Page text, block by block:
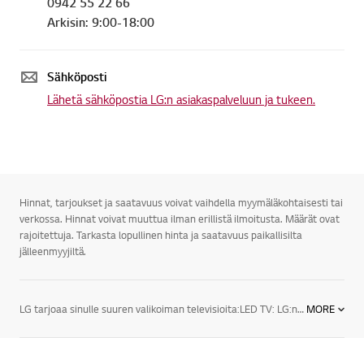
Arkisin: 9:00-18:00
Sähköposti
Lähetä sähköpostia LG:n asiakaspalveluun ja tukeen.
Hinnat, tarjoukset ja saatavuus voivat vaihdella myymäläkohtaisesti tai
verkossa. Hinnat voivat muuttua ilman erillistä ilmoitusta. Määrät ovat
rajoitettuja. Tarkasta lopullinen hinta ja saatavuus paikallisilta
jälleenmyyjiltä.
LG tarjoaa sinulle suuren valikoiman televisioita:LED TV: LG:n LED-televisioiden designsarjan huippumalli näyttää juuri siltä kuin modernin television kuuluukin. Äärimmäisen ohuet valetut alumiinikehykset varmistavat, että televisio sopii täydellisesti joka ympäristöön.3D TV: LG:n 3D-televisio esittelee täysin uuden tason kuvanlaadulle, sillä sen tarkkuus on neljä kertaa suurempi kuin Full HD -television. Kuva on luonnollisesti uskomattoman eloisa ja tarkka, vaikka sitä katsottaisiin läheltä. LG UHD 3D -televisiot tyydyttävät katsojan tarpeet täydellisesti virheettömillä yksityiskohdilla ja nostavat näyttöjen standardin entistä korkeammalle.Smart TV: Vihdoinkin televisiossa on aina jotain hyvää katsottavaa. LG Smart TV on helpoin tapa kokea suosikkiohjelmasi, SF Anytime, Headweb, Viaplay, musiikki, sovellukset, sosiaaliset mediat ja verkkosivut. Kätevillä jakotoiminnoilla pääset käsiksi myös kotiverkossa tai älypuhelimellasi olevaan sisältöön.LG:n uuden sukupolven televisiot sekä audio- ja videolaitteet tarjoavat todellista viihdettä kaikenlaisiin televisioelämyksiin. Peli-iltoihin sopii esimerkiksi 60-tuumainen LED-taulutelevisio, ja lasten elokuvailtaa varten 42-tuumainen 3D LED -taulutelevisio. LG:n televisiot sopivat myös kaikkiin huoneisiin.LG:n televisioiden lukemattomat viihdeominaisuudet viihdyttävät sekä perhettäsi että vieraitasi. Saatavilla on myös useita lisätarvikkeita televisioita varten. LG:n televisioita on kiitelty ja ne ovat saaneet ylistäviä arvioita toiminnallisuudestaan, tehostaan sekä tyylistään. MORE